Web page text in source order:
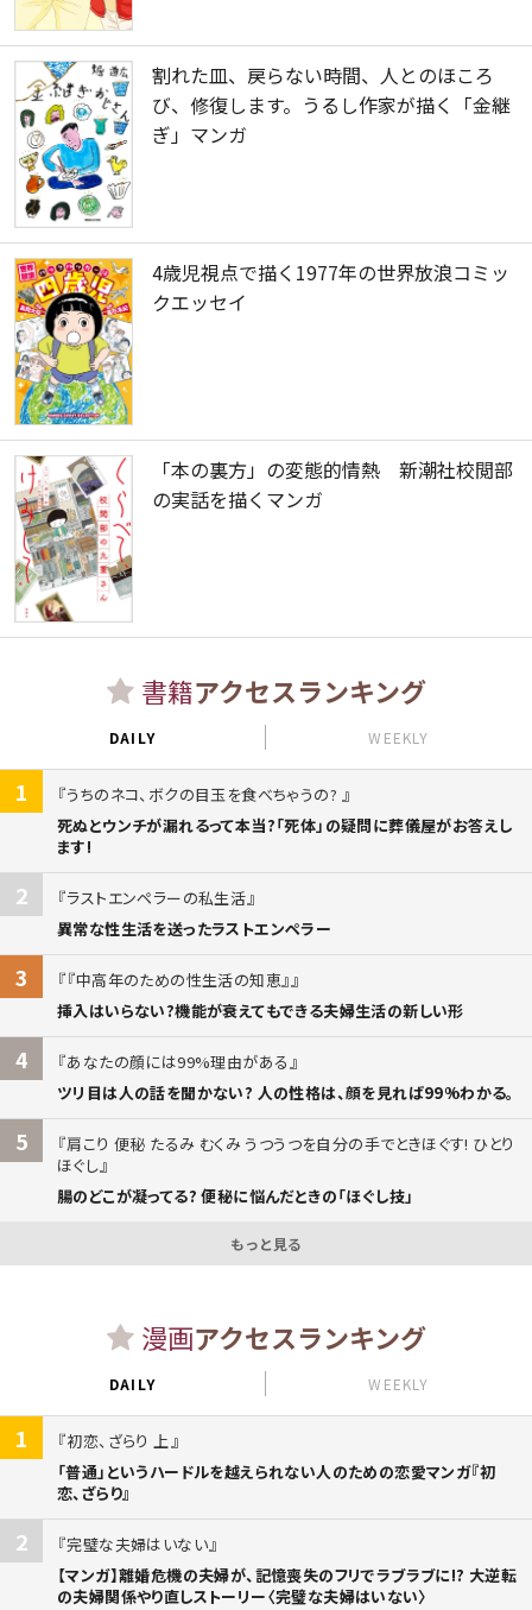
割れた皿、戻らない時間、人とのほころ
び、修復します。うるし作家が描く「金継
ぎ」マンガ
4歳児視点で描く1977年の世界放浪コミッ
クエッセイ
「本の裏方」の変態的情熱 新潮社校閲部
の実話を描くマンガ
書籍アクセスランキング
DAILY WEEKLY
1
うちのネコ、ボクの目玉を食べちゃうの?
死ぬとウンチが漏れるって本当?「死体」の疑問に葬儀屋がお答えし
ます!
2
ラストエンペラーの私生活
異常な性生活を送ったラストエンペラー
3
『中高年のための性生活の知恵』
挿入はいらない?機能が衰えてもできる夫婦生活の新しい形
4
あなたの顔には99%理由がある
ツリ目は人の話を聞かない? 人の性格は、顔を見れば99%わかる。
5
肩こり 便秘 たるみ むくみ うつうつを自分の手でときほぐす! ひとり
ほぐし
腸のどこが凝ってる? 便秘に悩んだときの「ほぐし技」
もっと見る
漫画アクセスランキング
DAILY WEEKLY
1
初恋、ざらり 上
「普通」というハードルを越えられない人のための恋愛マンガ『初
恋、ざらり』
2
完璧な夫婦はいない
【マンガ】離婚危機の夫婦が、記憶喪失のフリでラブラブに!? 大逆転
の夫婦関係やり直しストーリー〈完璧な夫婦はいない〉